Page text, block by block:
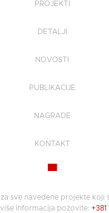
PROJEKTI
DETALJI
NOVOSTI
PUBLIKACIJE
NAGRADE
KONTAKT
za sve navedene projekte koji
informacija pozovite: +381